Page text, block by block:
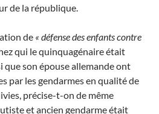
de la république.
de « défense des enfants contre
qui le quinquagénaire était
que son épouse allemande ont
par les gendarmes en qualité de
précise-t-on de même
et ancien gendarme était